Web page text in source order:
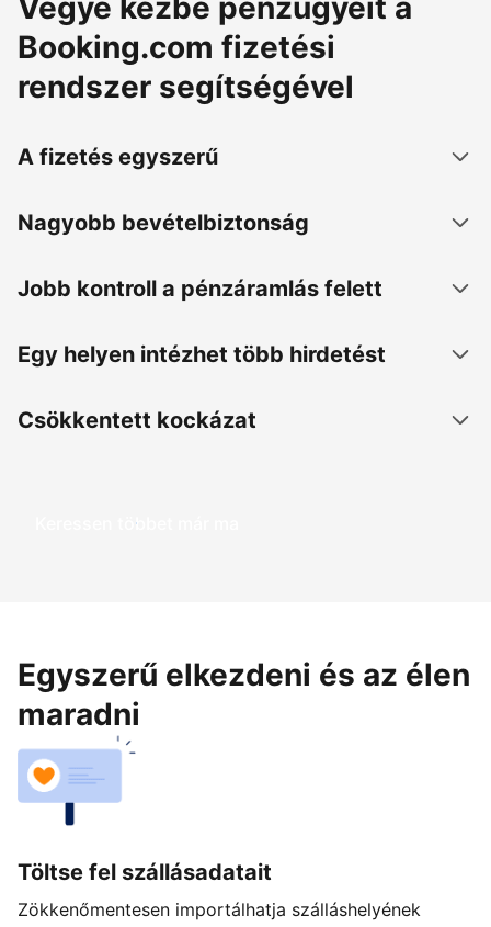
Vegye kézbe pénzügyeit a
Booking.com fizetési
rendszer segítségével
A fizetés egyszerű
Nagyobb bevételbiztonság
Jobb kontroll a pénzáramlás felett
Egy helyen intézhet több hirdetést
Csökkentett kockázat
Keressen többet már ma
Egyszerű elkezdeni és az élen
maradni
Töltse fel szállásadatait
Zökkenőmentesen importálhatja szálláshelyének